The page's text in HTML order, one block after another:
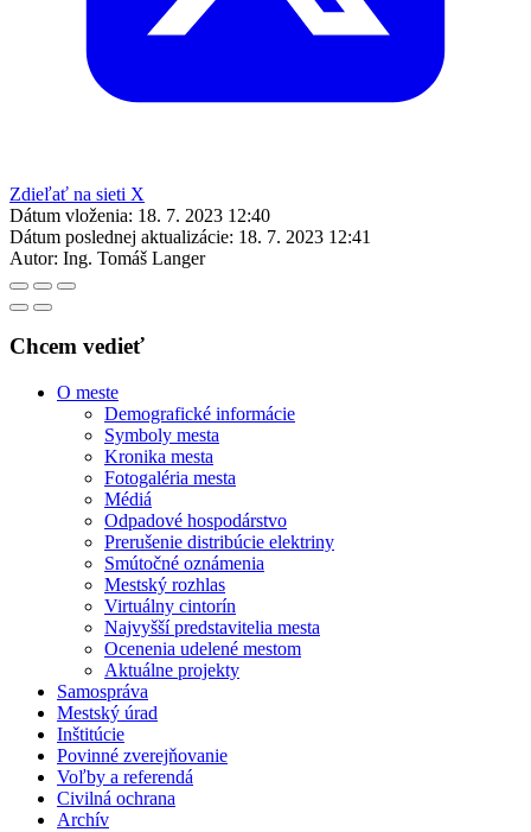
Zdieľať na sieti X
Dátum vloženia: 18. 7. 2023 12:40
Dátum poslednej aktualizácie: 18. 7. 2023 12:41
Autor: Ing. Tomáš Langer
Chcem vedieť
O meste
Demografické informácie
Symboly mesta
Kronika mesta
Fotogaléria mesta
Médiá
Odpadové hospodárstvo
Prerušenie distribúcie elektriny
Smútočné oznámenia
Mestský rozhlas
Virtuálny cintorín
Najvyšší predstavitelia mesta
Ocenenia udelené mestom
Aktuálne projekty
Samospráva
Mestský úrad
Inštitúcie
Povinné zverejňovanie
Voľby a referendá
Civilná ochrana
Archív